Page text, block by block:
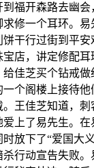
福开森路去幽
修一个耳环。易
干行过街到平
店，讲定修配
佳芝买个钻戒
个阁楼上接待
王佳芝知道，
上了易先生。
放下了“爱国大
行动宣告失败